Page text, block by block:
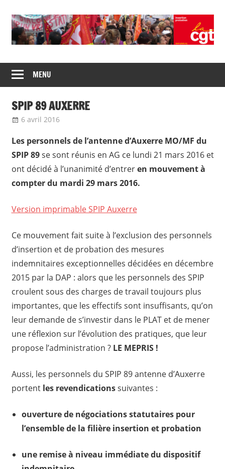
content
CGT
insertion
de
syndicats
CGT
insertion
probation
MENU
SPIP 89 AUXERRE
6 avril 2016
Les personnels de l’antenne d’Auxerre MO/MF du
SPIP 89se sont réunis en AG ce lundi 21 mars 2016 et
ont décidé à l’unanimité d’entreren mouvement à
compter du mardi 29 mars 2016.
Version imprimable SPIP Auxerre
Ce mouvement fait suite à l’exclusion des personnels
d’insertion et de probation des mesures
indemnitaires exceptionnelles décidées en décembre
2015 par la DAP : alors que les personnels des SPIP
croulent sous des charges de travail toujours plus
importantes, que les effectifs sont insuffisants, qu’on
leur demande de s’investir dans le PLAT et de mener
une réflexion sur l’évolution des pratiques, que leur
propose l’administration ? LE MEPRIS !
Aussi, les personnels du SPIP 89 antenne d’Auxerre
portent les revendicationssuivantes :
ouverture de négociations statutaires pour
l’ensemble de la filière insertion et probation
une remise à niveau immédiate du dispositif